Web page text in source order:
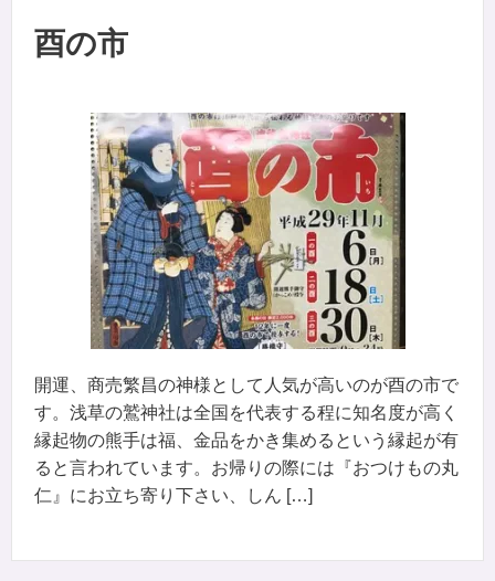
酉の市
開運、商売繁昌の神様として人気が高いのが酉の市で
す。浅草の鷲神社は全国を代表する程に知名度が高く
縁起物の熊手は福、金品をかき集めるという縁起が有
ると言われています。お帰りの際には『おつけもの丸
仁』にお立ち寄り下さい、しん […]